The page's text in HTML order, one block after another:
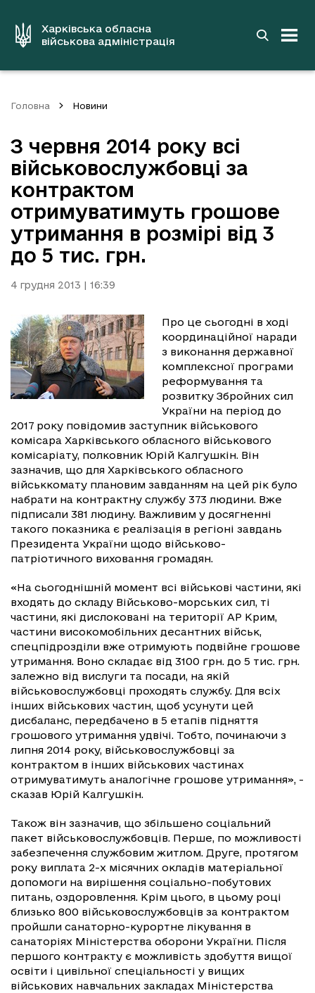
вмістуХарківська обласна
військова адміністрація
Головна Новини
З червня 2014 року всі
військовослужбовці за
контрактом
отримуватимуть грошове
утримання в розмірі від 3
до 5 тис. грн.
4 грудня 2013 | 16:39
Про це сьогодні в ході
координаційної наради
з виконання державної
комплексної програми
реформування та
розвитку Збройних сил
України на період до
2017 року повідомив заступник військового
комісара Харківського обласного військового
комісаріату, полковник Юрій Калгушкін. Він
зазначив, що для Харківського обласного
військкомату плановим завданням на цей рік було
набрати на контрактну службу 373 людини. Вже
підписали 381 людину. Важливим у досягненні
такого показника є реалізація в регіоні завдань
Президента України щодо військово-
патріотичного виховання громадян.
«На сьогоднішній момент всі військові частини, які
входять до складу Військово-морських сил, ті
частини, які дислоковані на території АР Крим,
частини високомобільних десантних військ,
спецпідрозділи вже отримують подвійне грошове
утримання. Воно складає від 3100 грн. до 5 тис. грн.
залежно від вислуги та посади, на якій
військовослужбовці проходять службу. Для всіх
інших військових частин, щоб усунути цей
дисбаланс, передбачено в 5 етапів підняття
грошового утримання удвічі. Тобто, починаючи з
липня 2014 року, військовослужбовці за
контрактом в інших військових частинах
отримуватимуть аналогічне грошове утримання», -
сказав Юрій Калгушкін.
Також він зазначив, що збільшено соціальний
пакет військовослужбовців. Перше, по можливості
забезпечення службовим житлом. Друге, протягом
року виплата 2-х місячних окладів матеріальної
допомоги на вирішення соціально-побутових
питань, оздоровлення. Крім цього, в цьому році
близько 800 військовослужбовців за контрактом
пройшли санаторно-курортне лікування в
санаторіях Міністерства оборони України. Після
першого контракту є можливість здобуття вищої
освіти і цивільної спеціальності у вищих
військових навчальних закладах Міністерства